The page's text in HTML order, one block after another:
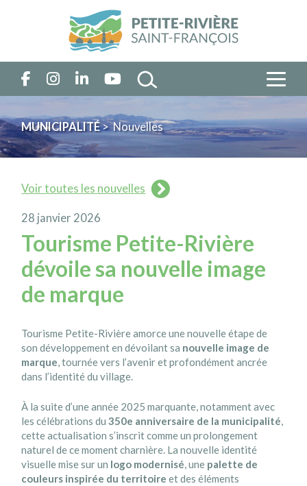
MUNICIPALITÉ> Nouvelles
Voir toutes les nouvelles
28 janvier 2026
Tourisme Petite-Rivière
dévoile sa nouvelle image
de marque
Tourisme Petite-Rivière amorce une nouvelle étape de
son développement en dévoilant sa nouvelle image de
marque, tournée vers l’avenir et profondément ancrée
dans l’identité du village.
À la suite d’une année 2025 marquante, notamment avec
les célébrations du350e anniversaire de la municipalité,
cette actualisation s’inscrit comme un prolongement
naturel de ce moment charnière. La nouvelle identité
visuelle mise sur un logo modernisé, une palette de
couleurs inspirée du territoire et des éléments